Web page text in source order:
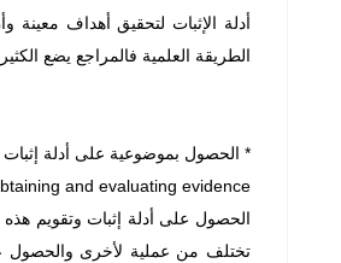
أدلة الإثبات لتحقيق أهداف
الطريقة العلمية فالمراجع يضع
* الحصول بموضوعية على أدلة إثبات
and evaluating evidence
الحصول على أدلة إثبات وتقويم هذه
تختلف من عملية لأخرى والحصول